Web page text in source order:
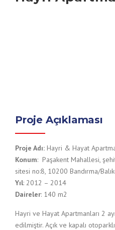
Proje Açıklaması
Proje Adı: Hayri & Hayat
Konum: Paşakent Mahallesi,
sitesi no:8, 10200 Bandırma/
Yıl: 2012 – 2014
Daireler: 140 m2
Hayri ve Hayat Apartmanları 2
edilmiştir. Açık ve kapalı